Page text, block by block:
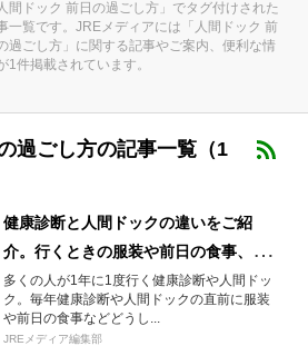
人間ドック 前日の過ごし方」でタグ付けされた
一覧です。JREメディアには「人間ドック 前
過ごし方」に関する記事やご案内、便利な情
1件掲載されています。
過ごし方の記事一覧（1
健康診断と人間ドックの違いをご紹
介。行くときの服装や前日の食事、お
すすめの運動も。
多くの人が1年に1度行く健康診断や人間ドッ
ク。毎年健康診断や人間ドックの直前に服装
や前日の食事などどうし...
JREメディア編集部